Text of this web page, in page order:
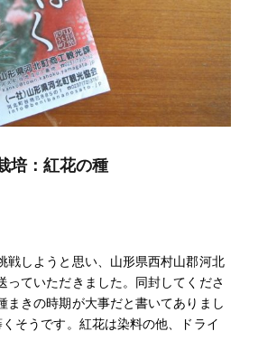
培：紅花の種
戦しようと思い、山形県西村山郡河北
っていただきました。同封してくださ
まきの時期が大事だと書いてありまし
そうです。紅花は染料の他、ドライ